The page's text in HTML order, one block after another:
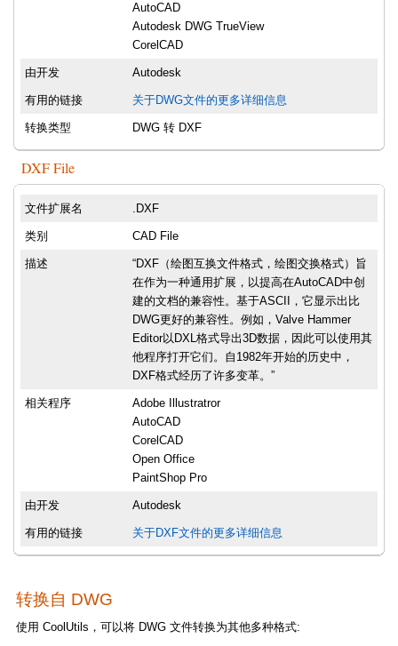
AutoCAD
Autodesk DWG TrueView
CorelCAD
由开发 Autodesk
有用的链接 关于DWG文件的更多详细信息
转换类型 DWG 转 DXF
DXF File
文件扩展名 .DXF
类别 CAD File
描述
“DXF（绘图互换文件格式，绘图交换格式）旨
在作为一种通用扩展，以提高在AutoCAD中创
建的文档的兼容性。基于ASCII，它显示出比
DWG更好的兼容性。例如，Valve Hammer
Editor以DXL格式导出3D数据，因此可以使用其
他程序打开它们。自1982年开始的历史中，
DXF格式经历了许多变革。”
相关程序
Adobe Illustratror
AutoCAD
CorelCAD
Open Office
PaintShop Pro
由开发 Autodesk
有用的链接 关于DXF文件的更多详细信息
转换自 DWG
使用 CoolUtils，可以将 DWG 文件转换为其他多种格式: